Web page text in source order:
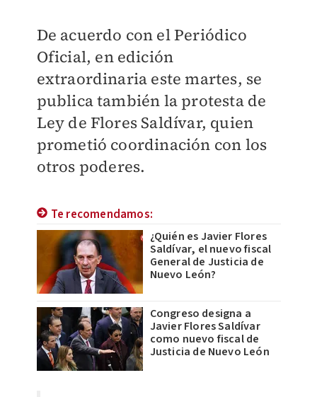
De acuerdo con el Periódico
Oficial, en edición
extraordinaria este martes, se
publica también la protesta de
Ley de Flores Saldívar, quien
prometió coordinación con los
otros poderes.
Te recomendamos:
¿Quién es Javier Flores
Saldívar, el nuevo fiscal
General de Justicia de
Nuevo León?
Congreso designa a
Javier Flores Saldívar
como nuevo fiscal de
Justicia de Nuevo León